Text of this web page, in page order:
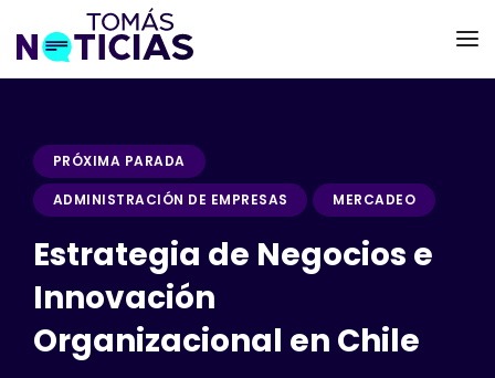
PRÓXIMA PARADA
ADMINISTRACIÓN DE EMPRESAS MERCADEO
Estrategia de Negocios e
Innovación
Organizacional en Chile